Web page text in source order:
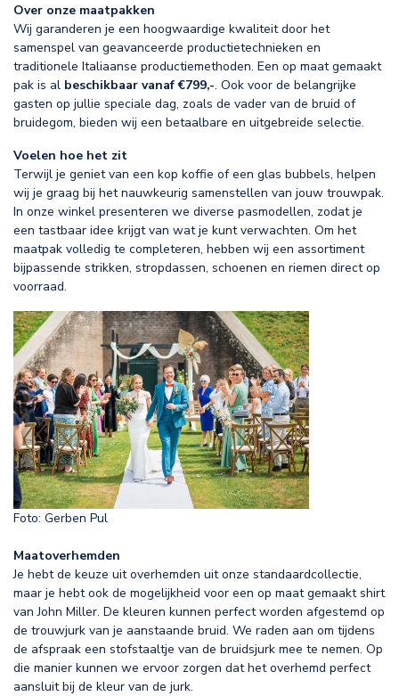
Over onze maatpakken
Wij garanderen je een hoogwaardige kwaliteit door het
samenspel van geavanceerde productietechnieken en
traditionele Italiaanse productiemethoden. Een op maat gemaakt
pak is al beschikbaar vanaf €799,-. Ook voor de belangrijke
gasten op jullie speciale dag, zoals de vader van de bruid of
bruidegom, bieden wij een betaalbare en uitgebreide selectie.
Voelen hoe het zit
Terwijl je geniet van een kop koffie of een glas bubbels, helpen
wij je graag bij het nauwkeurig samenstellen van jouw trouwpak.
In onze winkel presenteren we diverse pasmodellen, zodat je
een tastbaar idee krijgt van wat je kunt verwachten. Om het
maatpak volledig te completeren, hebben wij een assortiment
bijpassende strikken, stropdassen, schoenen en riemen direct op
voorraad.
Foto: Gerben Pul
Maatoverhemden
Je hebt de keuze uit overhemden uit onze standaardcollectie,
maar je hebt ook de mogelijkheid voor een op maat gemaakt shirt
van John Miller. De kleuren kunnen perfect worden afgestemd op
de trouwjurk van je aanstaande bruid. We raden aan om tijdens
de afspraak een stofstaaltje van de bruidsjurk mee te nemen. Op
die manier kunnen we ervoor zorgen dat het overhemd perfect
aansluit bij de kleur van de jurk.